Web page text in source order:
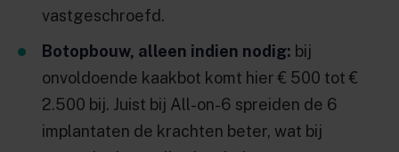
vastgeschroefd.
Botopbouw, alleen indien nodig: bij
onvoldoende kaakbot komt hier € 500 tot €
2.500 bij. Juist bij All-on-6 spreiden de 6
implantaten de krachten beter, wat bij